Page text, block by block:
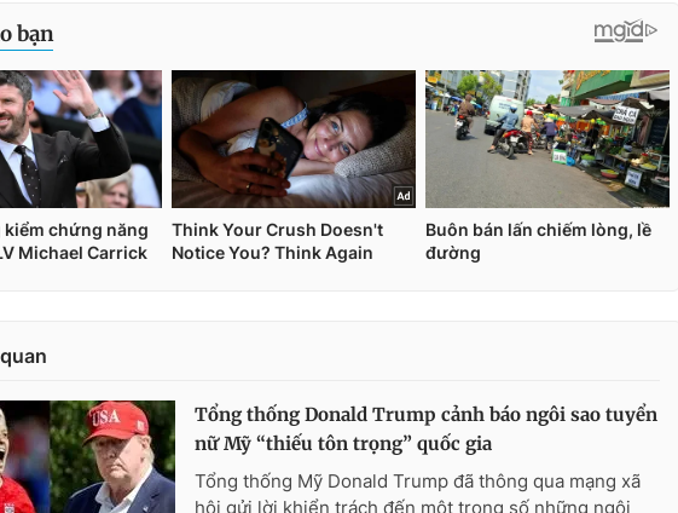
Tổng thống Donald Trump cảnh báo ngôi sao tuyển
nữ Mỹ “thiếu tôn trọng” quốc gia
Tổng thống Mỹ Donald Trump đã thông qua mạng xã
hội gửi lời khiển trách đến một trong số những ngôi